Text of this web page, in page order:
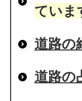
ていま
道路の
道路の